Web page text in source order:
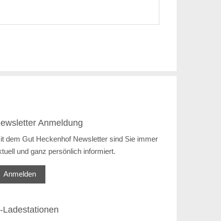
Anmeldung
dem Gut Heckenhof Newsletter sind Sie immer
und ganz persönlich informiert.
Anmelden
Ladestationen